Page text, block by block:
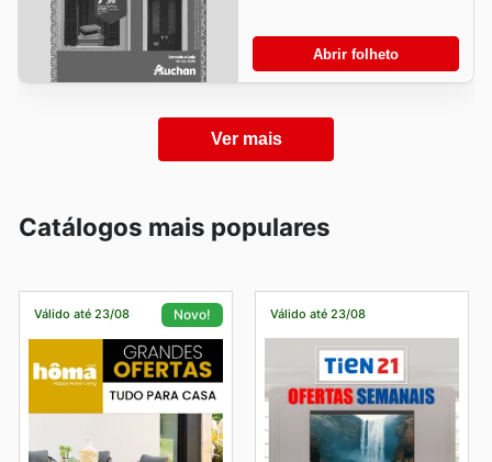
Abrir folheto
Ver mais
Catálogos mais populares
Válido até 23/08 Novo! Válido até 23/08